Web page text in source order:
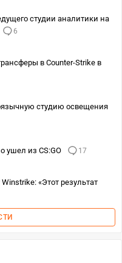
студии аналитики на
6
в Counter-Strike в
студию освещения
ушел из CS:GO
17
«Этот результат